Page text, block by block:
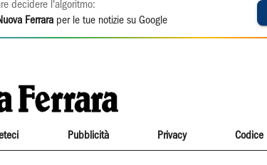
decidere l'algoritmo:
Ferrara per le tue notizie su Google
Pubblicità Privacy Codice